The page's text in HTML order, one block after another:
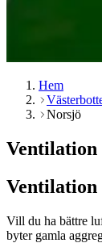
Hem
Norsjö
Ventilation
Ventilation
Vill du ha bättre
byter gamla